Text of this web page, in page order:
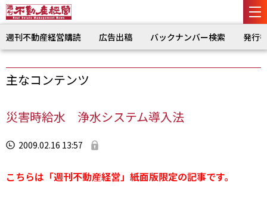
週刊不動産経営購読 広告出稿 バックナンバー検索 発行
主なコンテンツ
災害時給水 浄水システム導入法
2009.02.16 13:57
こちらは「週刊不動産経営」紙面版限定の記事です。